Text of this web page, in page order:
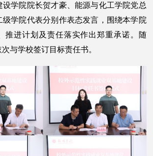
学院院长贺才豪、能源与化工学院党总
级学院代表分别作表态发言，围绕本学院
推进计划及责任落实作出郑重承诺。随
与学校签订目标责任书。